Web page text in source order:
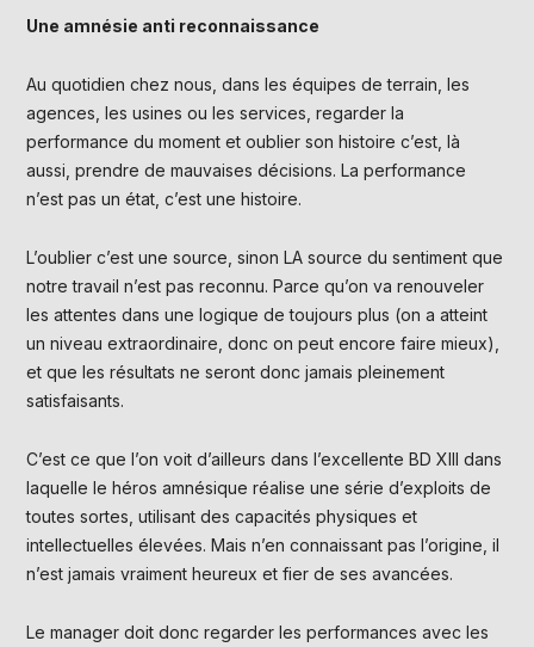
Une amnésie anti reconnaissance
Au quotidien chez nous, dans les équipes de terrain, les
agences, les usines ou les services, regarder la
performance du moment et oublier son histoire c’est, là
aussi, prendre de mauvaises décisions. La performance
n’est pas un état, c’est une histoire.
L’oublier c’est une source, sinon LA source du sentiment que
notre travail n’est pas reconnu. Parce qu’on va renouveler
les attentes dans une logique de toujours plus (on a atteint
un niveau extraordinaire, donc on peut encore faire mieux),
et que les résultats ne seront donc jamais pleinement
satisfaisants.
C’est ce que l’on voit d’ailleurs dans l’excellente BD XIII dans
laquelle le héros amnésique réalise une série d’exploits de
toutes sortes, utilisant des capacités physiques et
intellectuelles élevées. Mais n’en connaissant pas l’origine, il
n’est jamais vraiment heureux et fier de ses avancées.
Le manager doit donc regarder les performances avec les